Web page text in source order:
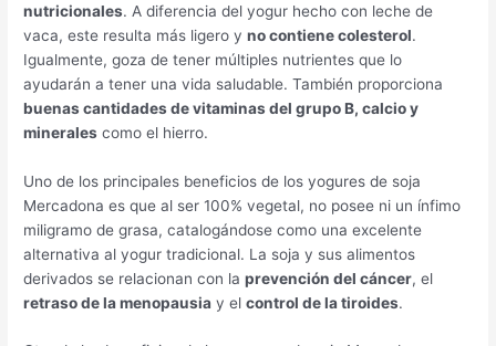
nutricionales. A diferencia del yogur hecho con leche de
vaca, este resulta más ligero yno contiene colesterol.
Igualmente, goza de tener múltiples nutrientes que lo
ayudarán a tener una vida saludable. También proporciona
buenas cantidades de vitaminas del grupo B, calcio y
minerales como el hierro.
Uno de los principales beneficios de los yogures de soja
Mercadona es que al ser 100% vegetal, no posee ni un ínfimo
miligramo de grasa, catalogándose como una excelente
alternativa al yogur tradicional. La soja y sus alimentos
derivados se relacionan con laprevención del cáncer, el
retraso de la menopausia y elcontrol de la tiroides.